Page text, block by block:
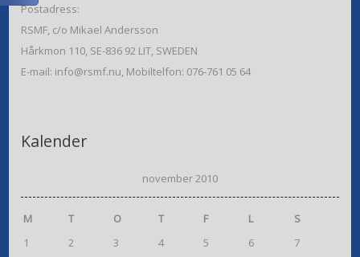
Postadress:
RSMF, c/o Mikael Andersson
Hårkmon 110, SE-836 92 LIT, SWEDEN
E-mail: info@rsmf.nu, Mobiltelfon: 076-761 05 64
Kalender
november 2010
M T O T F L S
1 2 3 4 5 6
7